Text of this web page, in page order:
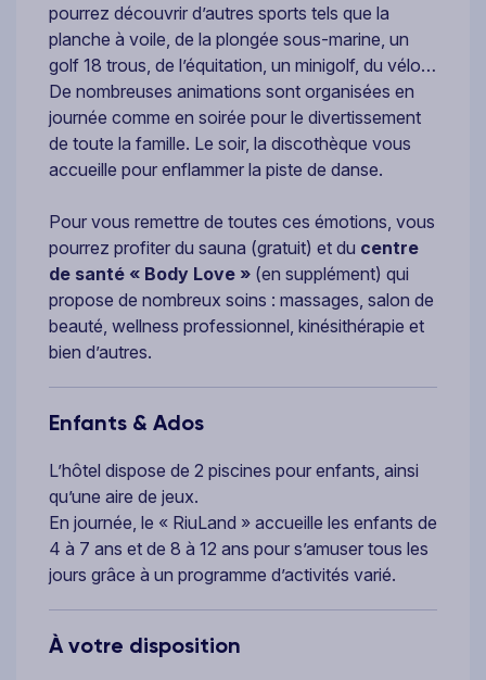
pourrez découvrir d’autres sports tels que la
planche à voile, de la plongée sous-marine, un
golf 18 trous, de l’équitation, un minigolf, du vélo…
De nombreuses animations sont organisées en
journée comme en soirée pour le divertissement
de toute la famille. Le soir, la discothèque vous
accueille pour enflammer la piste de danse.
Pour vous remettre de toutes ces émotions, vous
pourrez profiter du sauna (gratuit) et du centre
de santé « Body Love » (en supplément) qui
propose de nombreux soins : massages, salon de
beauté, wellness professionnel, kinésithérapie et
bien d’autres.
Enfants & Ados
L’hôtel dispose de 2 piscines pour enfants, ainsi
qu’une aire de jeux.
En journée, le « RiuLand » accueille les enfants de
4 à 7 ans et de 8 à 12 ans pour s’amuser tous les
jours grâce à un programme d’activités varié.
À votre disposition